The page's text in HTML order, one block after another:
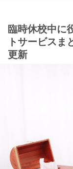
臨時休校中に
トサービスま
更新